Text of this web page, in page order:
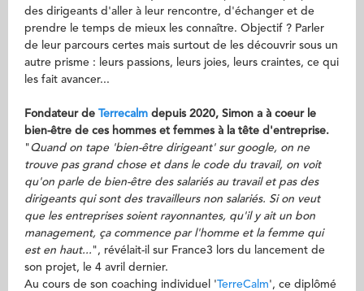
des dirigeants d'aller à leur rencontre, d'échanger et de
prendre le temps de mieux les connaître. Objectif ? Parler
de leur parcours certes mais surtout de les découvrir sous un
autre prisme : leurs passions, leurs joies, leurs craintes, ce qui
les fait avancer...
Fondateur de Terrecalm depuis 2020, Simon a à coeur le
bien-être de ces hommes et femmes à la tête d'entreprise.
"Quand on tape 'bien-être dirigeant' sur google, on ne
trouve pas grand chose et dans le code du travail, on voit
qu'on parle de bien-être des salariés au travail et pas des
dirigeants qui sont des travailleurs non salariés. Si on veut
que les entreprises soient rayonnantes, qu'il y ait un bon
management, ça commence par l'homme et la femme qui
est en haut... ", révélait-il sur France3 lors du lancement de
son projet, le 4 avril dernier.
Au cours de son coaching individuel 'TerreCalm', ce diplômé